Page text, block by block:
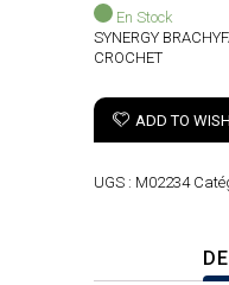
En Stock
SYNERGY
CROCHET
ADD TO
UGS : M02234